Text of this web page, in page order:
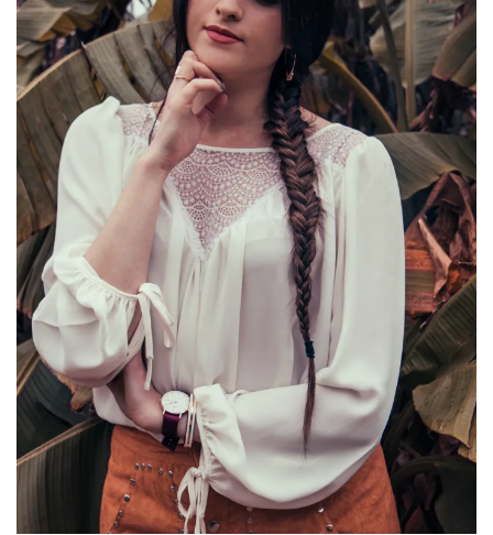
Digital/Blogging
(12)
DIY/Recettes
(15)
Lecture/Séries
(13)
Vie
quotidienne/Maison
(61)
(502)
Actualités
mode
Conseils